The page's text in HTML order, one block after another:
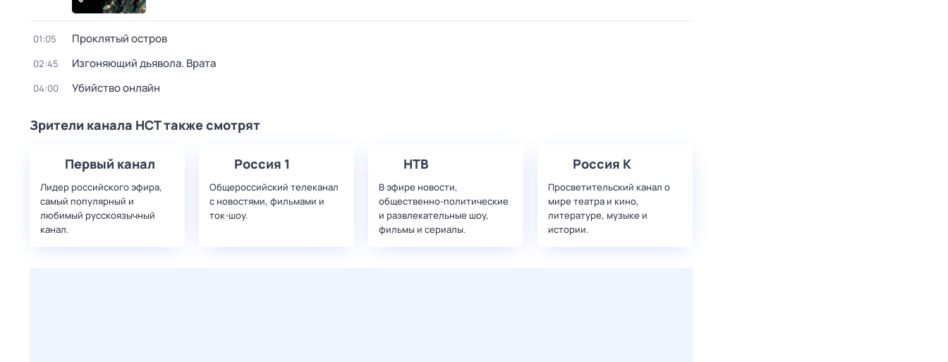
01:05 Проклятый остров
02:45 Изгоняющий дьявола. Врата
04:00 Убийство онлайн
Зрители канала НСТ также смотрят
Первый канал
Лидер российского эфира,
самый популярный и
любимый русскоязычный
канал.
Россия 1
Общероссийский телеканал
с новостями, фильмами и
ток-шоу.
НТВ
В эфире новости,
общественно-политические
и развлекательные шоу,
фильмы и сериалы.
Россия К
Просветительский канал о
мире театра и кино,
литературе, музыке и
истории.